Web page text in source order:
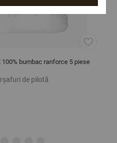
100% bumbac ranforce 5 piese
de pilotă